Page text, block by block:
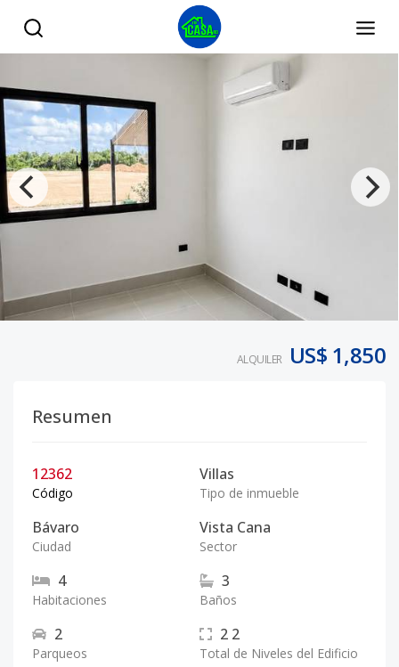
ALQUILER US$ 1,850
Resumen
12362
Código
Villas
Tipo de inmueble
Bávaro
Ciudad
Vista Cana
Sector
4
Habitaciones
3
Baños
2
Parqueos
2 2
Total de Niveles del Edificio
Villa en Renta 4 Habitaciones Vista Cana Bavaro Punta